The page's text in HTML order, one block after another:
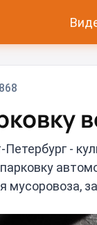
-
мусоровоза,